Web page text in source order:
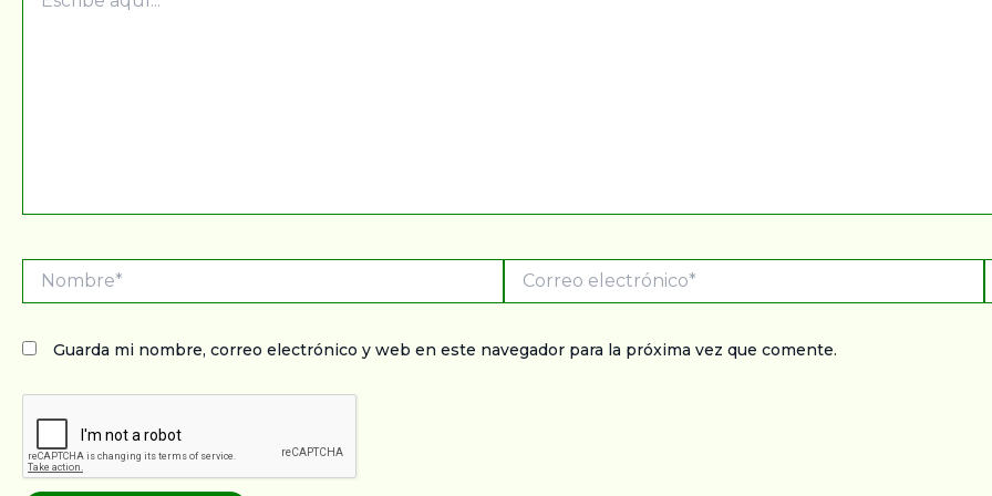
aquí...
Nombre*
Correo
electrónico*
Guarda mi nombre, correo electrónico y web en este navegador para la próxima vez que comente.